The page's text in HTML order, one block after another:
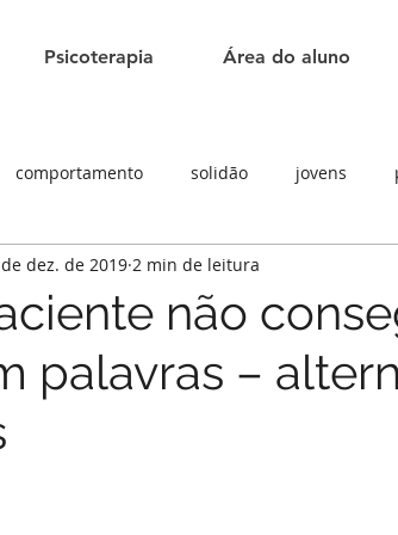
Psicoterapia Área do aluno
comportamento solidão jovens
adolescentes
não
palavras –
dez. de 2019 2 min de leitura